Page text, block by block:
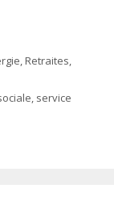
,Retraites,
, service